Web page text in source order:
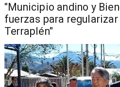
"Municipio andino y
fuerzas para regularizar
Terraplén"